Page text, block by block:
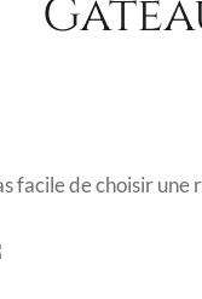
facile de choisir